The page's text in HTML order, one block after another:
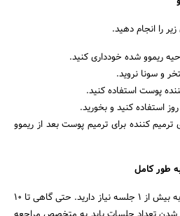
را انجام دهید.
پوست استفاده کنید.
ترمیم کننده برای ترمیم پوست بعد از ریموو
طور کامل
برای پاک کردن تاتو به هر روشی به بیش از 1 جلسه نیاز دارید. حتی گاهی تا 10